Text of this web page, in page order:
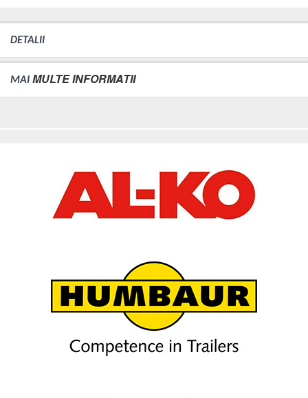
DETALII
MAI MULTE INFORMATII